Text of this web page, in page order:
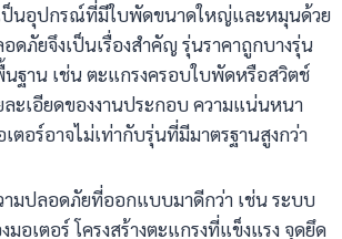
ป็นอุปกรณ์ที่มีใบพัดขนาดใหญ่และหมุนด้วย
อดภัยจึงเป็นเรื่องสำคัญ รุ่นราคาถูกบางรุ่น
ฐาน เช่น ตะแกรงครอบใบพัดหรือสวิตช์
ะเอียดของงานประกอบ ความแน่นหนา
ตอร์อาจไม่เท่ากับรุ่นที่มีมาตรฐานสูงกว่า
มปลอดภัยที่ออกแบบมาดีกว่า เช่น ระบบ
อเตอร์ โครงสร้างตะแกรงที่แข็งแรง จุดยึด